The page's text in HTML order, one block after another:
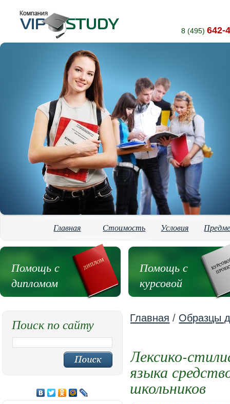
8 (495) 642-
Главная Стоимость Условия
Помощь с
дипломом
Помощь с
курсовой
Главная / Образцы
Лексико-
языка
школьников
Поиск по сайту